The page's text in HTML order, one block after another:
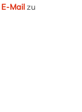
E-Mailzu